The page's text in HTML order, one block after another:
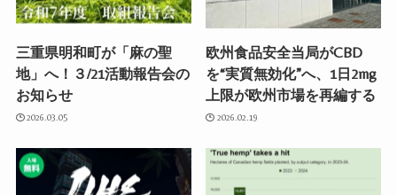
三重県明和町が「麻の聖
地」へ！３/21活動報告会の
お知らせ
2026.03.05
欧州食品安全当局がCBD
を“実質無効化”へ、1日2mg
上限が欧州市場を再編する
2026.02.19